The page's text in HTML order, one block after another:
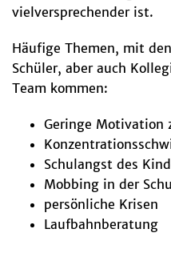
vielversprechender ist.
Häufige Themen, mit
Schüler, aber auch
Team kommen:
Geringe Motivation
Schulangst des
Mobbing in der
persönliche Krisen
Laufbahnberatung